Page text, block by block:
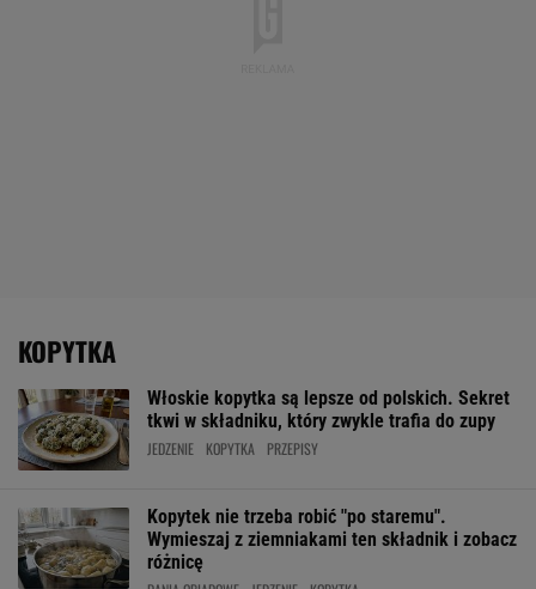
KOPYTKA
Włoskie kopytka są lepsze od polskich. Sekret
tkwi w składniku, który zwykle trafia do zupy
JEDZENIE KOPYTKA PRZEPISY
Kopytek nie trzeba robić "po staremu".
Wymieszaj z ziemniakami ten składnik i zobacz
różnicę